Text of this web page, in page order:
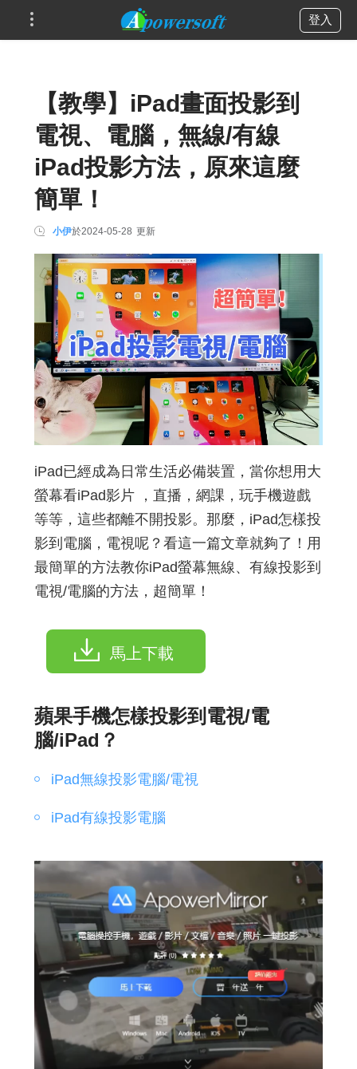
登入
【教學】iPad畫面投影到
電視、電腦，無線/有線
iPad投影方法，原來這麼
簡單！
小伊於2024-05-28 更新
iPad已經成為日常生活必備裝置，當你想用大
螢幕看iPad影片 ，直播，網課，玩手機遊戲
等等，這些都離不開投影。那麼，iPad怎樣投
影到電腦，電視呢？看這一篇文章就夠了！用
最簡單的方法教你iPad螢幕無線、有線投影到
電視/電腦的方法，超簡單！
馬上下載
蘋果手機怎樣投影到電視/電
腦/iPad？
iPad無線投影電腦/電視
iPad有線投影電腦